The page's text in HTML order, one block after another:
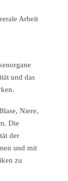
Arbeit
und das
Niere,
Die
der
und mit
zu